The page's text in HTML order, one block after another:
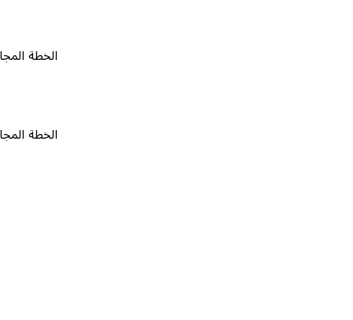
الخطة المجانية ٠
الخطة المجانية ٠